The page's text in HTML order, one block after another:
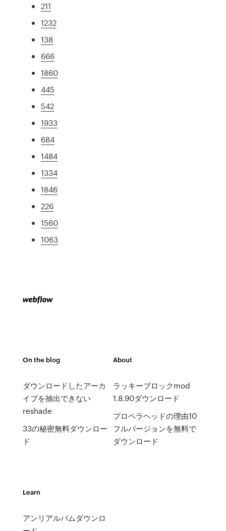
211
1232
138
666
1860
445
542
1933
684
1484
1334
1846
226
1560
1063
On the blog
ダウンロードしたアーカ
イブを抽出できない
reshade
33の秘密無料ダウンロー
ド
About
ラッキーブロックmod
1.8.90ダウンロード
プロペラヘッドの理由10
フルバージョンを無料で
ダウンロード
Learn
アンリアルバムダウンロ